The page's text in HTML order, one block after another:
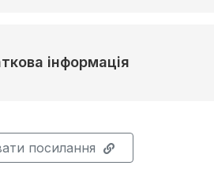
інформація
посилання